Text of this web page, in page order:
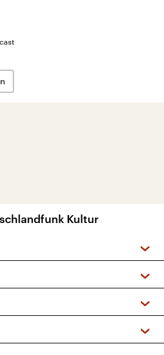
Kultur
Podcasts
+ DAB+)